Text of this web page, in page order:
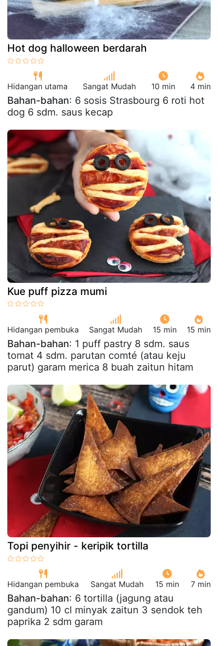
Hot dog halloween berdarah
Hidangan utama Sangat Mudah 10 min 4 min
Bahan-bahan: 6 sosis Strasbourg 6 roti hot
dog 6 sdm. saus kecap
Kue puff pizza mumi
Hidangan pembuka Sangat Mudah 15 min 15 min
Bahan-bahan: 1 puff pastry 8 sdm. saus
tomat 4 sdm. parutan comté (atau keju
parut) garam merica 8 buah zaitun hitam
Topi penyihir - keripik tortilla
Hidangan pembuka Sangat Mudah 15 min 7 min
Bahan-bahan: 6 tortilla (jagung atau
gandum) 10 cl minyak zaitun 3 sendok teh
paprika 2 sdm garam